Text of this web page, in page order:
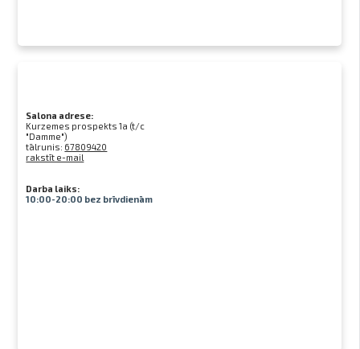
Salona adrese:
Kurzemes prospekts 1a (t/c
"Damme")
tālrunis: 67809420
rakstīt e-mail
Darba laiks:
10:00-20:00 bez brīvdienām